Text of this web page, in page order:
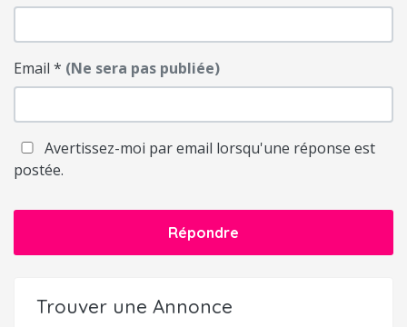
Email * (Ne sera pas publiée)
Avertissez-moi par email lorsqu'une réponse est
postée.
Répondre
Trouver une Annonce